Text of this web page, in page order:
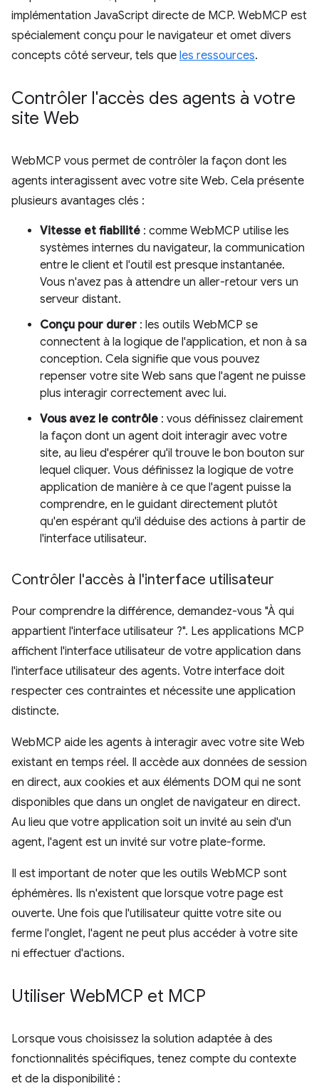
implémentation JavaScript directe de MCP. WebMCP est
spécialement conçu pour le navigateur et omet divers
concepts côté serveur, tels que les ressources.
Contrôler l'accès des agents à votre
site Web
WebMCP vous permet de contrôler la façon dont les
agents interagissent avec votre site Web. Cela présente
plusieurs avantages clés :
Vitesse et fiabilité : comme WebMCP utilise les
systèmes internes du navigateur, la communication
entre le client et l'outil est presque instantanée.
Vous n'avez pas à attendre un aller-retour vers un
serveur distant.
Conçu pour durer : les outils WebMCP se
connectent à la logique de l'application, et non à sa
conception. Cela signifie que vous pouvez
repenser votre site Web sans que l'agent ne puisse
plus interagir correctement avec lui.
Vous avez le contrôle : vous définissez clairement
la façon dont un agent doit interagir avec votre
site, au lieu d'espérer qu'il trouve le bon bouton sur
lequel cliquer. Vous définissez la logique de votre
application de manière à ce que l'agent puisse la
comprendre, en le guidant directement plutôt
qu'en espérant qu'il déduise des actions à partir de
l'interface utilisateur.
Contrôler l'accès à l'interface utilisateur
Pour comprendre la différence, demandez-vous "À qui
appartient l'interface utilisateur ?". Les applications MCP
affichent l'interface utilisateur de votre application dans
l'interface utilisateur des agents. Votre interface doit
respecter ces contraintes et nécessite une application
distincte.
WebMCP aide les agents à interagir avec votre site Web
existant en temps réel. Il accède aux données de session
en direct, aux cookies et aux éléments DOM qui ne sont
disponibles que dans un onglet de navigateur en direct.
Au lieu que votre application soit un invité au sein d'un
agent, l'agent est un invité sur votre plate-forme.
Il est important de noter que les outils WebMCP sont
éphémères. Ils n'existent que lorsque votre page est
ouverte. Une fois que l'utilisateur quitte votre site ou
ferme l'onglet, l'agent ne peut plus accéder à votre site
ni effectuer d'actions.
Utiliser WebMCP et MCP
Lorsque vous choisissez la solution adaptée à des
fonctionnalités spécifiques, tenez compte du contexte
et de la disponibilité :